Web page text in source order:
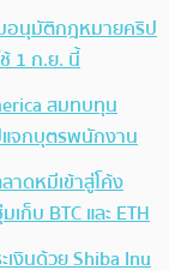
อนุมัติกฎหมายคริป
1 ก.ย. นี้
สมทบทุน
จกบุตรพนักงาน
ดหมีเข้าสู่โค้ง
ก็บ BTC และ ETH
เงินด้วย Shiba Inu